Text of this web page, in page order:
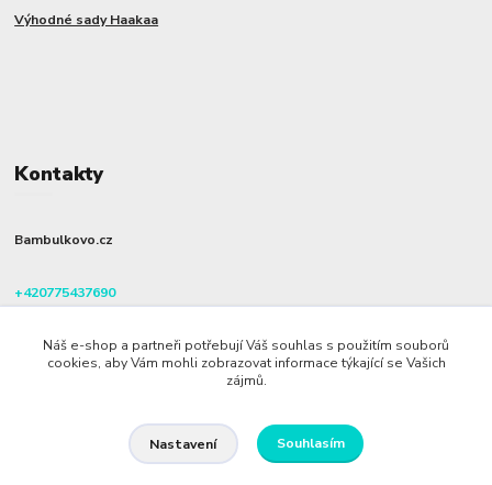
Výhodné sady Haakaa
Kontakty
Bambulkovo.cz
+420775437690
info@bambulkovo.cz
Náš e-shop a partneři potřebují Váš souhlas s použitím souborů
cookies, aby Vám mohli zobrazovat informace týkající se Vašich
zájmů.
Nastavení Souhlasím